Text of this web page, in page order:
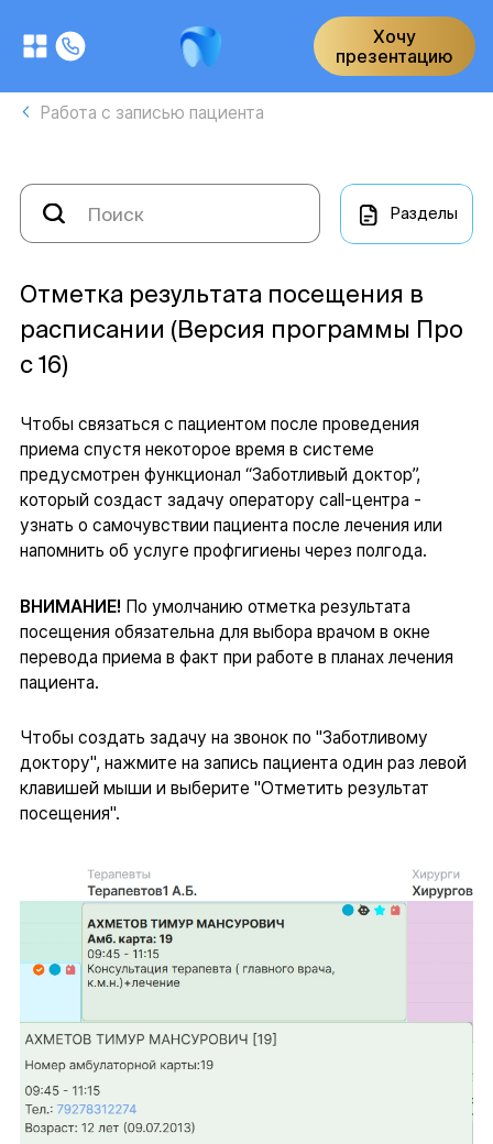
Хочу
презентацию
Работа с записью пациента
Разделы
Отметка результата посещения в
расписании (Версия программы Про
с 16)
Чтобы связаться с пациентом после проведения
приема спустя некоторое время в системе
предусмотрен функционал “Заботливый доктор”,
который создаст задачу оператору call-центра -
узнать о самочувствии пациента после лечения или
напомнить об услуге профгигиены через полгода.
ВНИМАНИЕ! По умолчанию отметка результата
посещения обязательна для выбора врачом в окне
перевода приема в факт при работе в планах лечения
пациента.
Чтобы создать задачу на звонок по "Заботливому
доктору", нажмите на запись пациента один раз левой
клавишей мыши и выберите "Отметить результат
посещения".